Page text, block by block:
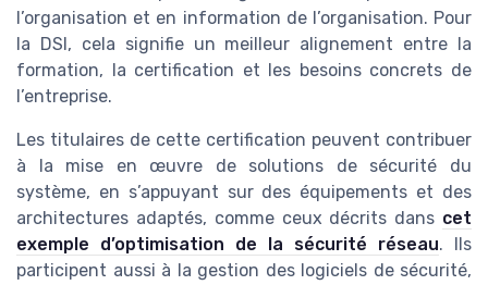
l’organisation et en information de l’organisation. Pour
la DSI, cela signifie un meilleur alignement entre la
formation, la certification et les besoins concrets de
l’entreprise.
Les titulaires de cette certification peuvent contribuer
à la mise en œuvre de solutions de sécurité du
système, en s’appuyant sur des équipements et des
architectures adaptés, comme ceux décrits dans cet
exemple d’optimisation de la sécurité réseau. Ils
participent aussi à la gestion des logiciels de sécurité,